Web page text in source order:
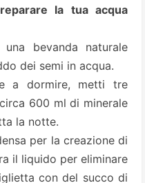
la tua acqua
bevanda naturale
dei semi in acqua.
a dormire, metti tre
600 ml di minerale
la notte.
per la creazione di
il liquido per eliminare
con del succo di